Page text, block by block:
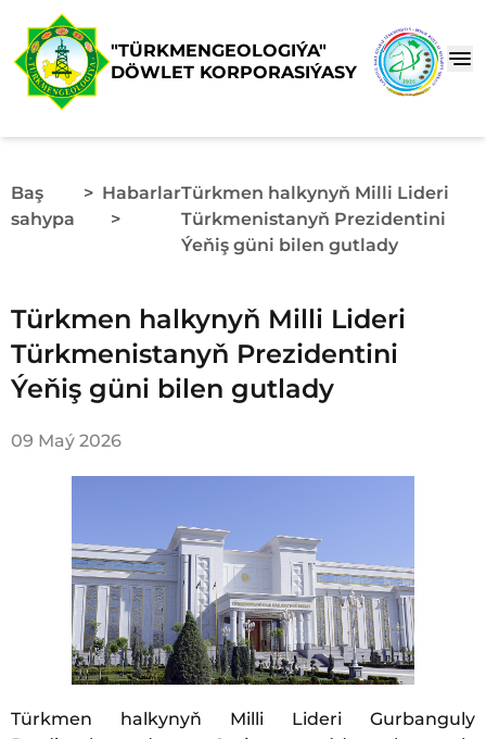
"TÜRKMENGEOLOGIÝA"
DÖWLET KORPORASIÝASY
Baş
sahypa
> Habarlar
>
Türkmen halkynyň Milli Lideri
Türkmenistanyň Prezidentini
Ýeňiş güni bilen gutlady
Türkmen halkynyň Milli Lideri
Türkmenistanyň Prezidentini
Ýeňiş güni bilen gutlady
09 Maý 2026
Türkmen halkynyň Milli Lideri Gurbanguly